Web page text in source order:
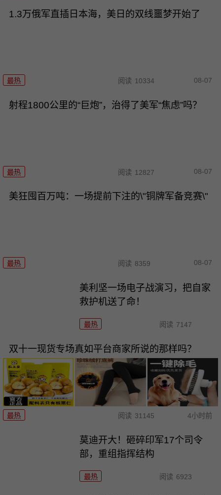
1.3万俄军直插日本海，美日的双线噩梦开始了
最热 阅读 10334 08-07
射程1800公里的“巨炮”，治得了美军“焦虑”吗？
最热 阅读 12827 08-07
美狂囤百万吨：一场提前下注的\"铜牌军备竞赛\"
最热 阅读 8359 08-07
美利坚一场电子战演习，把自家
救护机送了命！
最热 阅读 7147
双十一现货专场真如平台商家所说的那样吗？
最热 阅读 31145 4小时前
莫迪开大！砸碎印军17个司令
部，重组指挥结构
最热 阅读 6923